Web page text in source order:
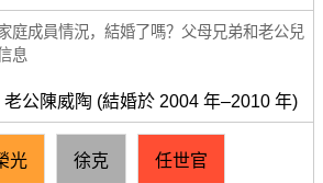
庭成員情況，結婚了嗎？父母兄弟和老公兒
息
老公陳威陶 (結婚於 2004 年–2010 年)
光 徐克 任世官